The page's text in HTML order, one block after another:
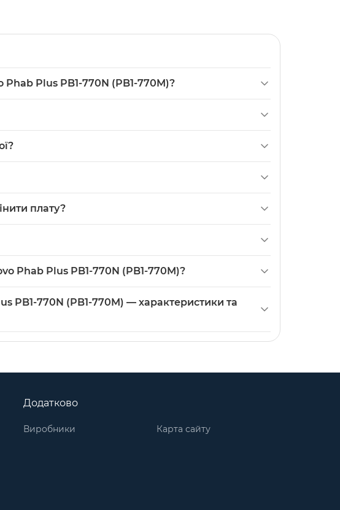
Plus PB1-770N (PB1-770M)?
плату?
Phab Plus PB1-770N (PB1-770M)?
PB1-770N (PB1-770M) — характеристики та
Додатково
Виробники Карта сайту